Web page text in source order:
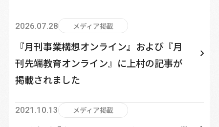
2026.07.28 メディア掲載
『月刊事業構想オンライン』および『月
刊先端教育オンライン』に上村の記事が
掲載されました
2021.10.13 メディア掲載